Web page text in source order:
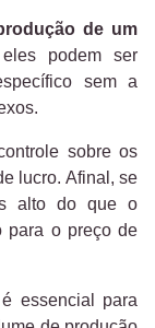
de um
podem ser
sem a
sobre os
lucro. Afinal, se
alto do que o
para o preço de
essencial para